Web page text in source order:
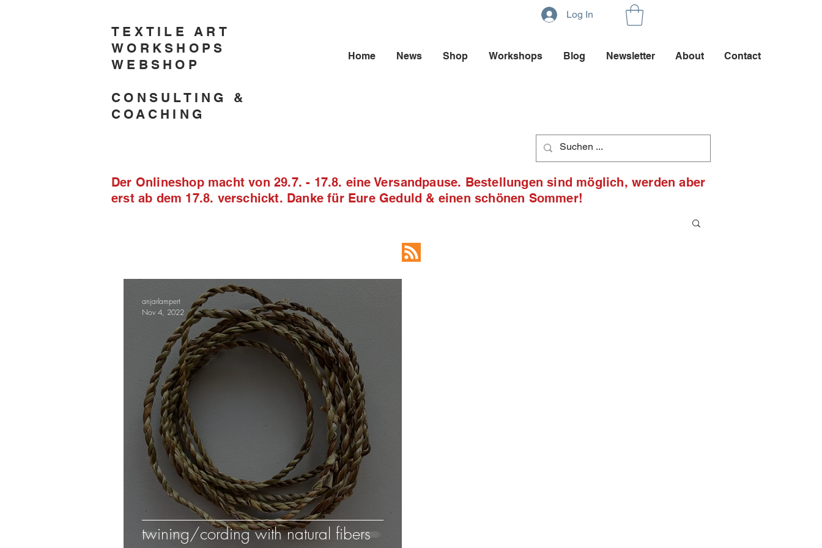
TEXTILE ART
WORKSHOPS
WEBSHOP
CONSULTING &
COACHING
Log In
Home News Shop Workshops Blog Newsletter About Contact
Der Onlineshop macht von 29.7. - 17.8. eine Versandpause. Bestellungen sind möglich, werden aber
erst ab dem 17.8. verschickt. Danke für Eure Geduld & einen schönen Sommer!
twining/cording with natural fibers
anjarlampert
Nov 4, 2022